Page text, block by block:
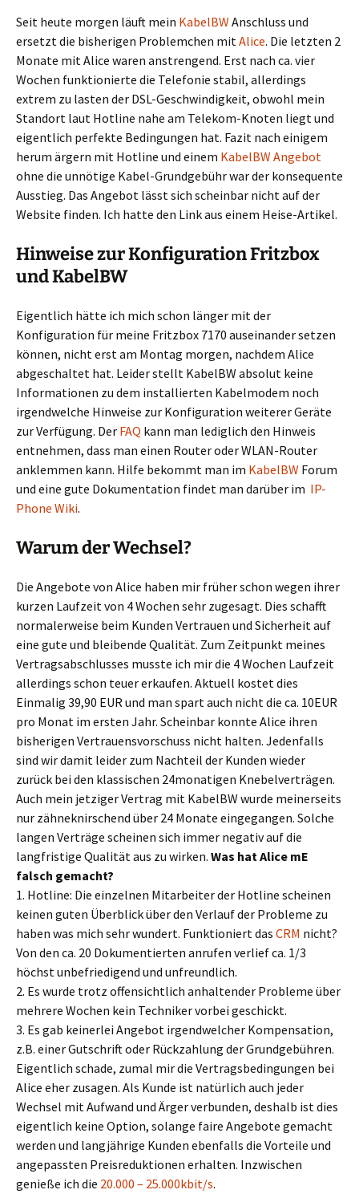
Seit heute morgen läuft mein KabelBW Anschluss und
ersetzt die bisherigen Problemchen mitAlice. Die letzten 2
Monate mit Alice waren anstrengend. Erst nach ca. vier
Wochen funktionierte die Telefonie stabil, allerdings
extrem zu lasten der DSL-Geschwindigkeit, obwohl mein
Standort laut Hotline nahe am Telekom-Knoten liegt und
eigentlich perfekte Bedingungen hat. Fazit nach einigem
herum ärgern mit Hotline und einem KabelBW Angebot
ohne die unnötige Kabel-Grundgebühr war der konsequente
Ausstieg. Das Angebot lässt sich scheinbar nicht auf der
Website finden. Ich hatte den Link aus einem Heise-Artikel.
Hinweise zur Konfiguration Fritzbox
und KabelBW
Eigentlich hätte ich mich schon länger mit der
Konfiguration für meine Fritzbox 7170 auseinander setzen
können, nicht erst am Montag morgen, nachdem Alice
abgeschaltet hat. Leider stellt KabelBW absolut keine
Informationen zu dem installierten Kabelmodem noch
irgendwelche Hinweise zur Konfiguration weiterer Geräte
zur Verfügung. Der FAQ kann man lediglich den Hinweis
entnehmen, dass man einen Router oder WLAN-Router
anklemmen kann. Hilfe bekommt man im KabelBW Forum
und eine gute Dokumentation findet man darüber im IP-
Phone Wiki.
Warum der Wechsel?
Die Angebote von Alice haben mir früher schon wegen ihrer
kurzen Laufzeit von 4 Wochen sehr zugesagt. Dies schafft
normalerweise beim Kunden Vertrauen und Sicherheit auf
eine gute und bleibende Qualität. Zum Zeitpunkt meines
Vertragsabschlusses musste ich mir die 4 Wochen Laufzeit
allerdings schon teuer erkaufen. Aktuell kostet dies
Einmalig 39,90 EUR und man spart auch nicht die ca. 10EUR
pro Monat im ersten Jahr. Scheinbar konnte Alice ihren
bisherigen Vertrauensvorschuss nicht halten. Jedenfalls
sind wir damit leider zum Nachteil der Kunden wieder
zurück bei den klassischen 24monatigen Knebelverträgen.
Auch mein jetziger Vertrag mit KabelBW wurde meinerseits
nur zähneknirschend über 24 Monate eingegangen. Solche
langen Verträge scheinen sich immer negativ auf die
langfristige Qualität aus zu wirken. Was hat Alice mE
falsch gemacht?
1. Hotline: Die einzelnen Mitarbeiter der Hotline scheinen
keinen guten Überblick über den Verlauf der Probleme zu
haben was mich sehr wundert. Funktioniert das CRM nicht?
Von den ca. 20 Dokumentierten anrufen verlief ca. 1/3
höchst unbefriedigend und unfreundlich.
2. Es wurde trotz offensichtlich anhaltender Probleme über
mehrere Wochen kein Techniker vorbei geschickt.
3. Es gab keinerlei Angebot irgendwelcher Kompensation,
z.B. einer Gutschrift oder Rückzahlung der Grundgebühren.
Eigentlich schade, zumal mir die Vertragsbedingungen bei
Alice eher zusagen. Als Kunde ist natürlich auch jeder
Wechsel mit Aufwand und Ärger verbunden, deshalb ist dies
eigentlich keine Option, solange faire Angebote gemacht
werden und langjährige Kunden ebenfalls die Vorteile und
angepassten Preisreduktionen erhalten. Inzwischen
genieße ich die 20.000 – 25.000kbit/s.